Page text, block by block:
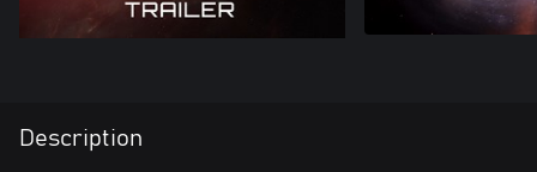
Description